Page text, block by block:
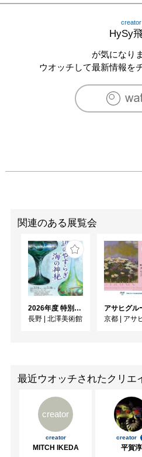
creator
HySy
が気になり
ウオッチして最新情報を
関連のある展覧会
2026年度 特別展「ガレとドーム、アール･ヌーヴォーのガラス 水辺のやすらぎ、海の神秘」
長野 | 北澤美術館
京都 | アサヒグループ大山
最近ウオッチされたクリエ
creator
creator
MITCH IKEDA
creator
平賀淳